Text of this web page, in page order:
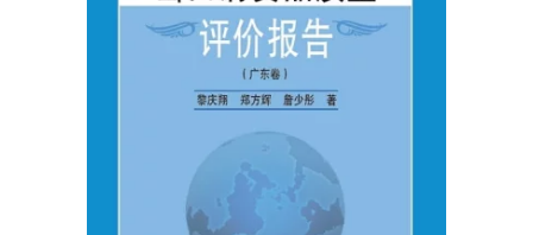
男裝 化妝保養
電子/紙本書
HOT